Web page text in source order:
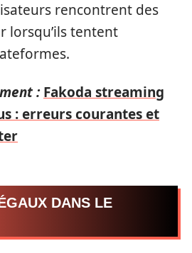
rencontrent des
lorsqu’ils tentent
: Fakoda streaming
: erreurs courantes et
DANS LE